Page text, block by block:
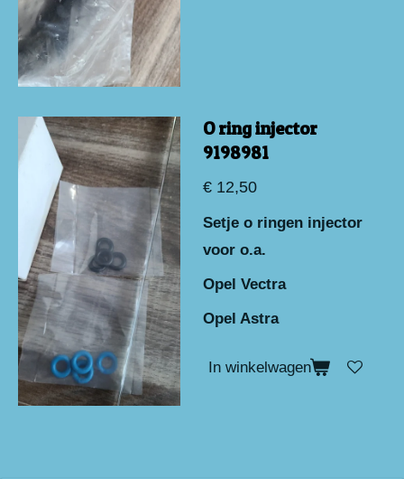
O ring injector
9198981
€ 12,50
Setje o ringen injector
voor o.a.
Opel Vectra
Opel Astra
In winkelwagen